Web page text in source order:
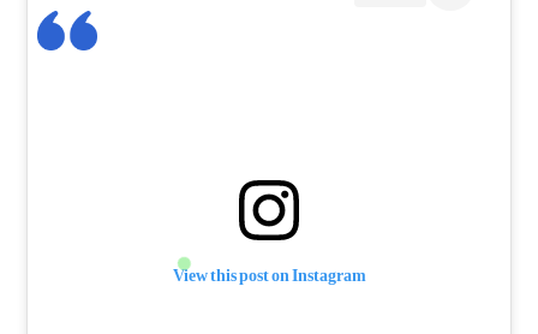
View this post on Instagram